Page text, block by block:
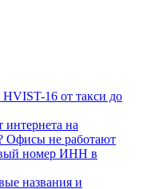
16 от такси до
на
Офисы не работают
номер ИНН в
названия и